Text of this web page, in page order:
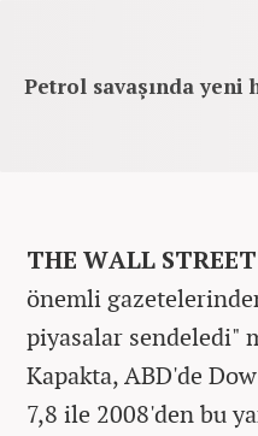
Petrol savaşında yeni
THE WALL
önemli
piyasalar sendeledi"
Kapakta, ABD'de
7,8 ile 2008'den bu